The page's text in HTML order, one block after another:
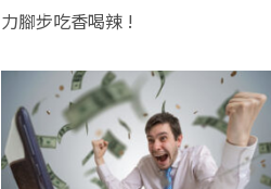
力腳步吃香喝辣 !